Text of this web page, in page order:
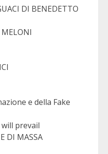
DI BENEDETTO
e della Fake
prevail
DI MASSA